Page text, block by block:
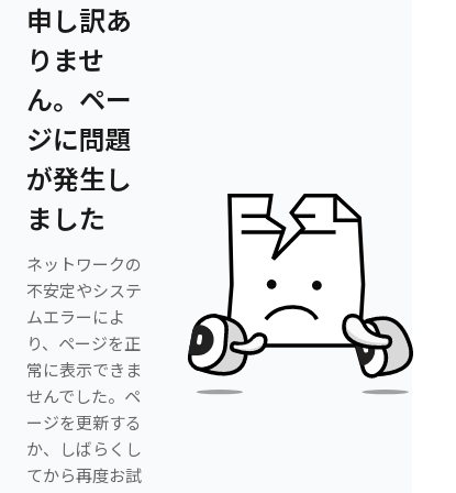
申し訳あ
りませ
ん。ペー
ジに問題
が発生し
ました
ネットワークの
不安定やシステ
ムエラーによ
り、ページを正
常に表示できま
せんでした。ペ
ージを更新する
か、しばらくし
てから再度お試